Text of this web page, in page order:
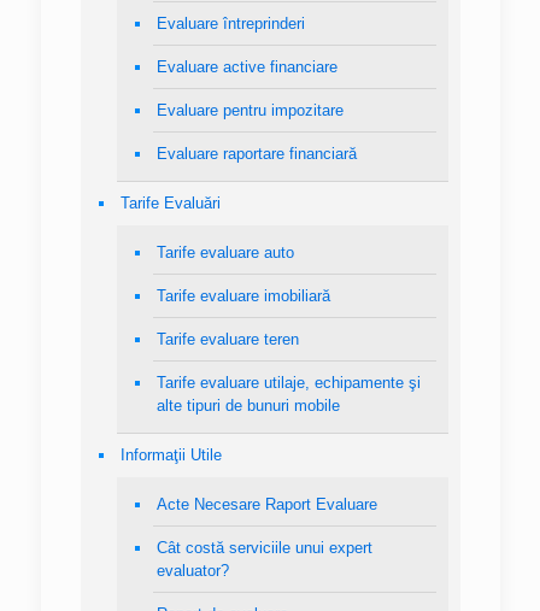
Evaluare întreprinderi
Evaluare active financiare
Evaluare pentru impozitare
Evaluare raportare financiară
Tarife Evaluări
Tarife evaluare auto
Tarife evaluare imobiliară
Tarife evaluare teren
Tarife evaluare utilaje, echipamente şi
alte tipuri de bunuri mobile
Informaţii Utile
Acte Necesare Raport Evaluare
Cât costă serviciile unui expert
evaluator?